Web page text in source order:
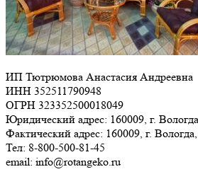
ИП Тютрюмова Анастасия Андреевна
ИНН 352511790948
ОГРН 323352500018049
Юридический адрес: 160009, г.
Фактический адрес: 160009, г.
Тел: 8-800-500-81-45
email: info@rotangeko.ru